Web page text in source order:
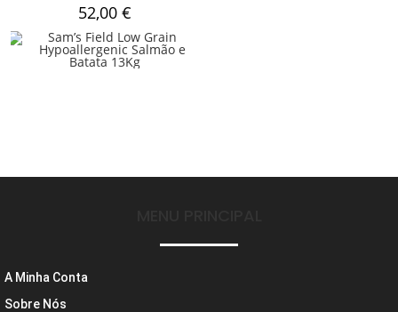
52,00€
A Minha Conta
Sobre Nós